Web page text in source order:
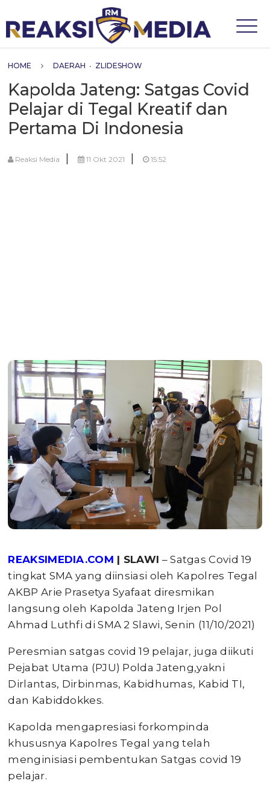
HOME DAERAH • ZLIDESHOW
Kapolda Jateng: Satgas Covid
Pelajar di Tegal Kreatif dan
Pertama Di Indonesia
Reaksi Media | 11 Okt 2021 | 15:52
REAKSIMEDIA.COM | SLAWI – Satgas Covid 19
tingkat SMA yang diinsiasi oleh Kapolres Tegal
AKBP Arie Prasetya Syafaat diresmikan
langsung oleh Kapolda Jateng Irjen Pol
Ahmad Luthfi di SMA 2 Slawi, Senin (11/10/2021)
Peresmian satgas covid 19 pelajar, juga diikuti
Pejabat Utama (PJU) Polda Jateng,yakni
Dirlantas, Dirbinmas, Kabidhumas, Kabid TI,
dan Kabiddokkes.
Kapolda mengapresiasi forkompinda
khususnya Kapolres Tegal yang telah
menginisiasi pembentukan Satgas covid 19
pelajar.